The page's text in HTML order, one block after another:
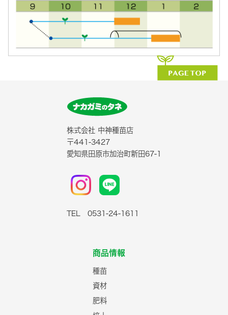
株式会社 中神種苗店
〒441-3427
愛知県田原市加治町新田67-1
TEL 0531-24-1611
商品情報
種苗
資材
肥料